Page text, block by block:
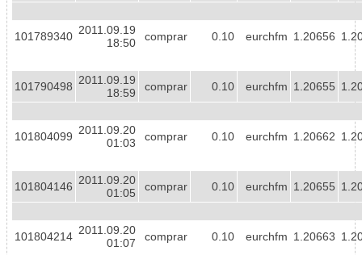
101789340 2011.09.19
18:50
comprar 0.10 eurchfm 1.20656
101790498 2011.09.19
18:59
comprar 0.10 eurchfm 1.20655
101804099 2011.09.20
01:03
comprar 0.10 eurchfm 1.20662
101804146 2011.09.20
01:05
comprar 0.10 eurchfm 1.20655
101804214 2011.09.20
01:07
comprar 0.10 eurchfm 1.20663